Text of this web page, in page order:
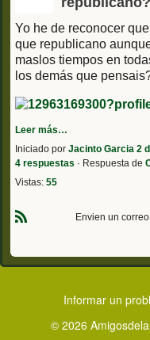
Yo he de reconocer
que republicano
maslos tiempos en
los demás que
Leer más…
Iniciado por Jacinto Garcia 2
4 respuestas · Respuesta de
Vistas: 55
S
Envien un
Informar un
© 2026